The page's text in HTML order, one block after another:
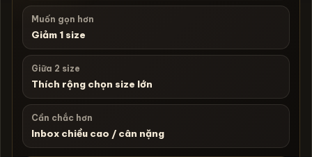
Muốn gọn hơn
Giảm 1 size
Giữa 2 size
Thích rộng chọn size lớn
Cần chắc hơn
Inbox chiều cao / cân nặng